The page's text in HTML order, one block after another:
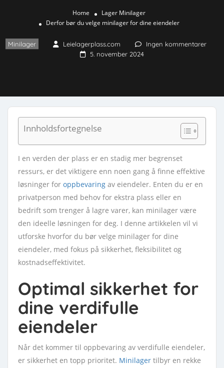
Home Lager Minilager
Derfor bør du velge minilager for dine eiendeler
Minilager Leielagerplass.com
Ingen kommentarer
5. november 2024
Innholdsfortegnelse
I en verden der plass er en stadig mer begrenset
ressurs, er det viktigere enn noen gang å finne effektive
løsninger for oppbevaring av eiendeler. Enten du er en
privatperson med behov for ekstra plass eller en
bedrift som trenger å lagre varer, kan minilager være
den ideelle løsningen for deg. I denne artikkelen vil vi
utforske hvorfor du bør velge minilager for dine
eiendeler, med fokus på sikkerhet, fleksibilitet og
kostnadseffektivitet.
Optimal sikkerhet for
dine verdifulle
eiendeler
Når det kommer til oppbevaring av verdifulle eiendeler,
er sikkerhet en topp prioritet. Minilager tilbyr en rekke